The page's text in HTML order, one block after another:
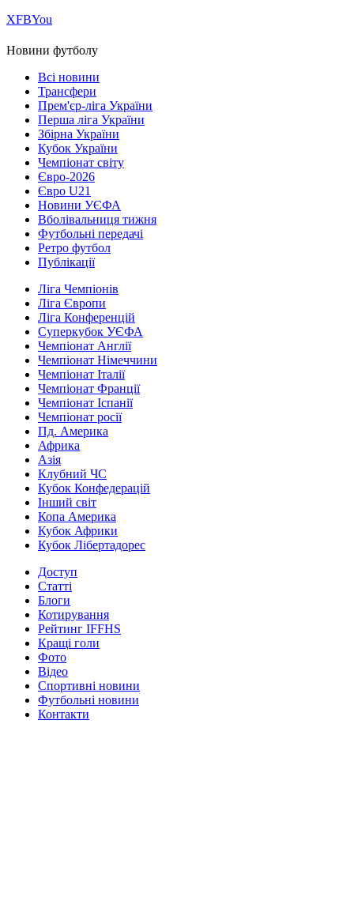
ХFBYou
Новини футболу
Всі новини
Трансфери
Прем'єр-ліга України
Перша ліга України
Збірна України
Кубок України
Чемпіонат світу
Євро-2026
Євро U21
Новини УЄФА
Вболівальниця тижня
Футбольні передачі
Ретро футбол
Публікації
Ліга Чемпіонів
Ліга Європи
Ліга Конференцій
Суперкубок УЄФА
Чемпіонат Англії
Чемпіонат Німеччини
Чемпіонат Італії
Чемпіонат Франції
Чемпіонат Іспанії
Чемпіонат росії
Пд. Америка
Африка
Азія
Клубний ЧС
Кубок Конфедерацій
Інший світ
Копа Америка
Кубок Африки
Кубок Лібертадорес
Доступ
Статті
Блоги
Котирування
Рейтинг IFFHS
Кращі голи
Фото
Відео
Спортивні новини
Футбольні новини
Контакти